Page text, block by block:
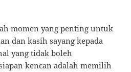
momen yang penting untuk
dan kasih sayang kepada
yang tidak boleh
kencan adalah memilih